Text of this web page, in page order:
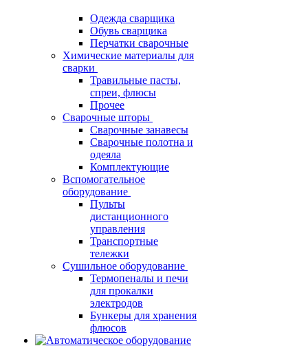
Одежда сварщика
Обувь сварщика
Перчатки сварочные
Химические материалы для
сварки
Травильные пасты,
спреи, флюсы
Прочее
Сварочные шторы
Сварочные занавесы
Сварочные полотна и
одеяла
Комплектующие
Вспомогательное
оборудование
Пульты
дистанционного
управления
Транспортные
тележки
Сушильное оборудование
Термопеналы и печи
для прокалки
электродов
Бункеры для хранения
флюсов